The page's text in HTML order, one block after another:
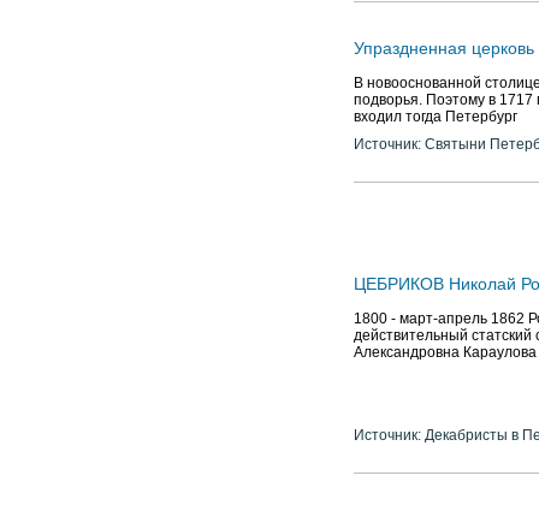
Упраздненная
В новооснованной
подворья. Поэтому в 1717
входил тогда Петербург
Источник: Святыни
ЦЕБРИКОВ Николай
1800 - март-апрель 1862
действительный статский
Александровна Караулова
Источник: Декабристы в